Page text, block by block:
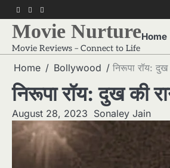
Skip
to
content
f twitterpinterest
Movie Nurture
Movie Reviews – Connect to Life
Home
Home Bollywood निरूपा रॉय:
निरूपा रॉय: दुख की
August 28, 2023 Sonaley Jain